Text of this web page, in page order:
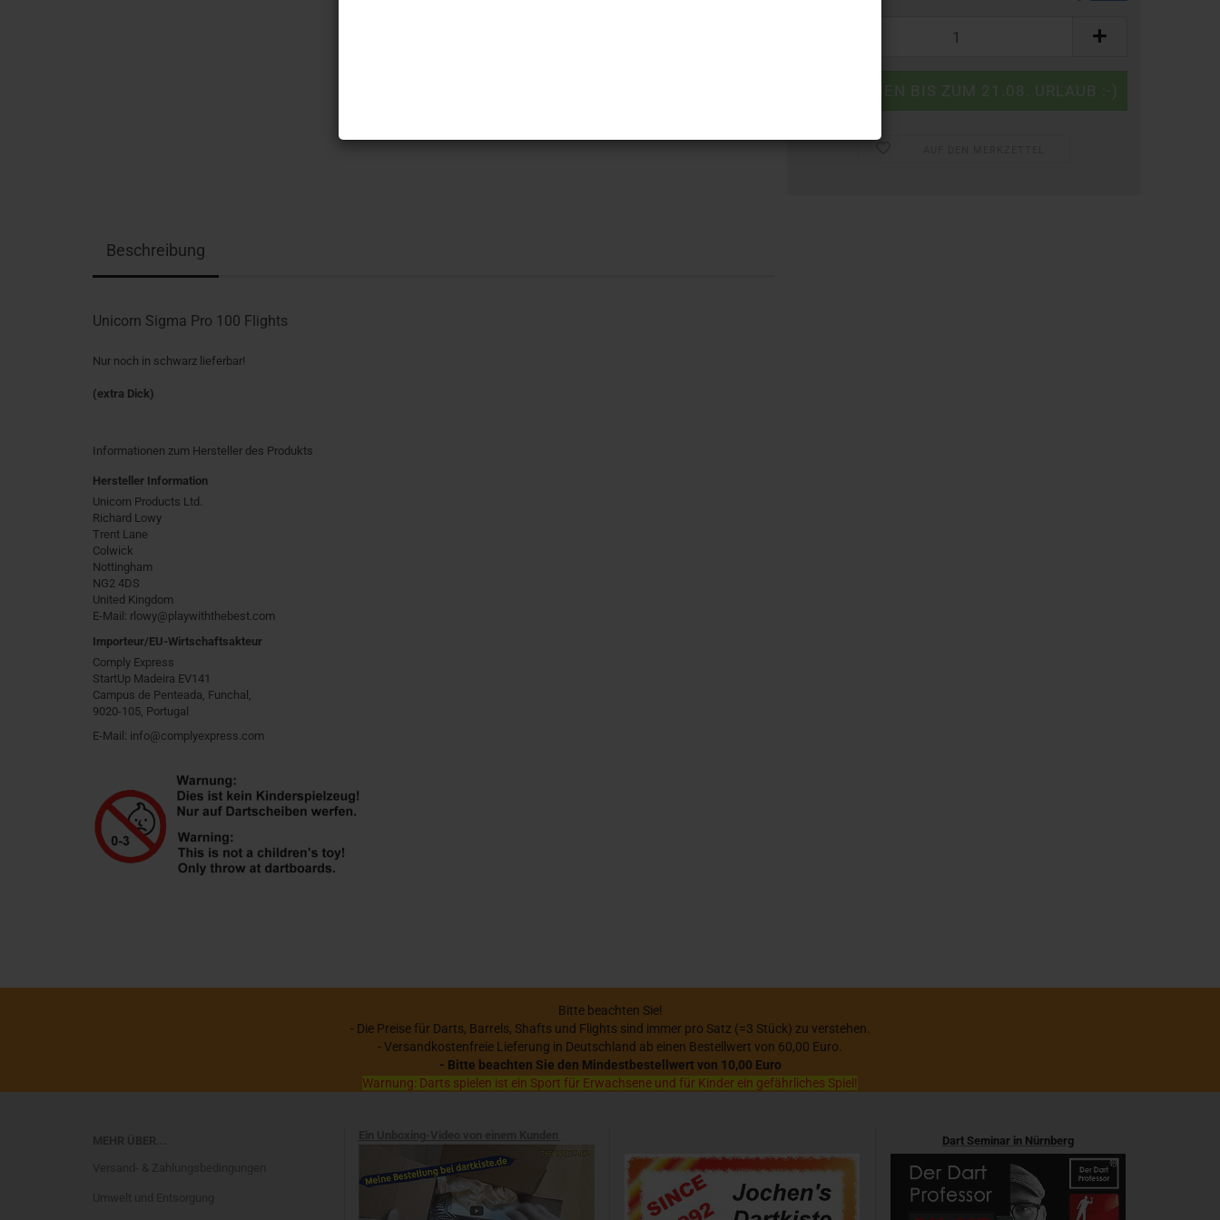
Beschreibung
Unicorn Sigma Pro 100 Flights
Nur noch in schwarz lieferbar!
(extra Dick)
Informationen zum Hersteller des Produkts
Hersteller Information
Unicorn Products Ltd.
Richard Lowy
Trent Lane
Colwick
Nottingham
NG2 4DS
United Kingdom
E-Mail: rlowy@playwiththebest.com
Importeur/EU-Wirtschaftsakteur
Comply Express
StartUp Madeira EV141
Campus de Penteada, Funchal,
9020-105, Portugal
E-Mail: info@complyexpress.com
Bitte beachten Sie!
- Die Preise für Darts, Barrels, Shafts und Flights sind immer pro Satz (=3 Stück) zu verstehen.
- Versandkostenfreie Lieferung in Deutschland ab einen Bestellwert von 60,00 Euro.
- Bitte beachten Sie den Mindestbestellwert von 10,00 Euro
Warnung: Darts spielen ist ein Sport für Erwachsene und für Kinder ein gefährliches Spiel!
Dart Seminar in Nürnberg